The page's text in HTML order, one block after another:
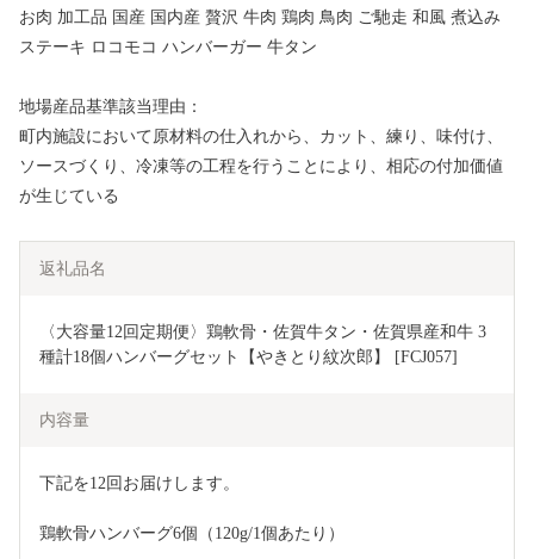
お肉 加工品 国産 国内産 贅沢 牛肉 鶏肉 鳥肉 ご馳走 和風 煮込み
ステーキ ロコモコ ハンバーガー 牛タン
地場産品基準該当理由：
町内施設において原材料の仕入れから、カット、練り、味付け、
ソースづくり、冷凍等の工程を行うことにより、相応の付加価値
が生じている
返礼品名
〈大容量12回定期便〉鶏軟骨・佐賀牛タン・佐賀県産和牛 3
種計18個ハンバーグセット【やきとり紋次郎】 [FCJ057]
内容量
下記を12回お届けします。
鶏軟骨ハンバーグ6個（120g/1個あたり）